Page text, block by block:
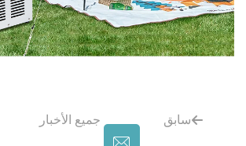
جميع الأخبار تالي